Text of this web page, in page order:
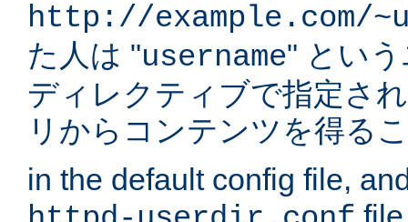
http://example.com/
た人は "username" とい
ディレクティブで指定さ
リからコンテンツを得る
in the default config file,